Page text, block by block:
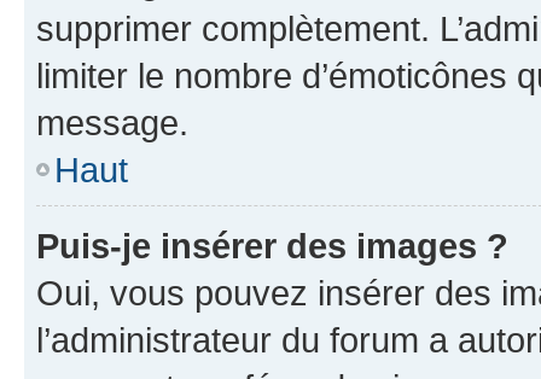
supprimer complètement.
limiter le nombre d’émoticônes
message.
Haut
Puis-je insérer des images ?
Oui, vous pouvez insérer des
l’administrateur du forum a